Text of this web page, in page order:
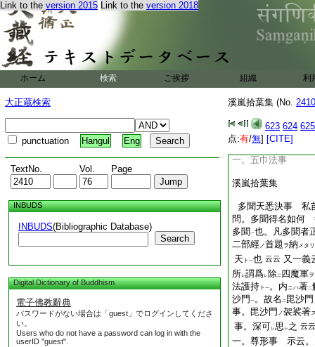
Link to the version 2015 Link to the version 2018
ホーム 検索 ご挨拶 組織 利
大正蔵検索
punctuation Hangul Eng
TextNo. Vol. Page
INBUDS
INBUDS(Bibliographic Database)
Search
Digital Dictionary of Buddhism
電子佛教辭典
パスワードがない場合は「guest」でログインしてくださ
い。
Users who do not have a password can log in with the
userID "guest".
溪嵐拾葉集 (No.
623 624 625
点:有/無] [CITE]
一。功能事
一。法華一體事
一。以多聞顯密一
一。四種成身二種
一。雙身事
一。阿彌陀一體事
一。雀爲瑞烏事
一。成就相事
一。相承故實事
一。雙身口決事
一。灌頂事
一。五巾法事
溪嵐拾葉集
多聞天悉決事 私
問。多聞得名如何
多聞一也。凡多聞者
二部經ノ首題 ヲ納 メタリ
天 ト 一也 云云 又一義
所レ謂爲レ除二 四魔軍ヲ
法護持 ト 一。内ニハ著二
沙門 一。故名 二 毘沙門
事。毘沙門 ノ袈裟著
事。深可レ思 レ之 云云
一。尊形事 示云。